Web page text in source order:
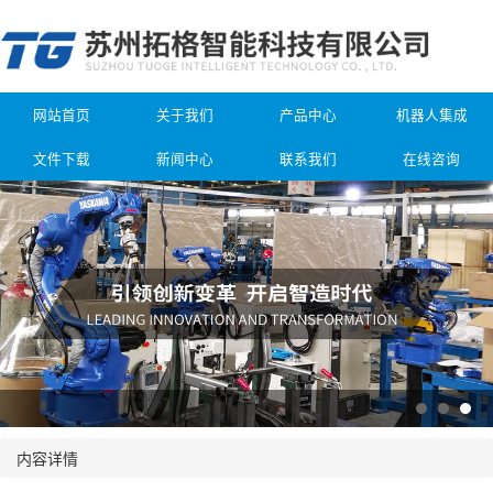
网站首页 关于我们 产品中心 机器人集成
文件下载 新闻中心 联系我们 在线咨询
内容详情